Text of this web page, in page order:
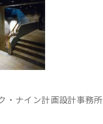
・ナイン計画設計事務所